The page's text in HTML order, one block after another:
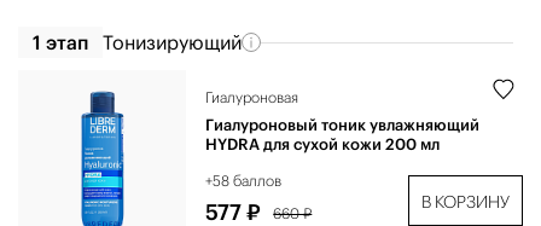
1 этап Тонизирующий
Гиалуроновая
Гиалуроновый тоник увлажняющий
HYDRA для сухой кожи 200 мл
+58 баллов
577 ₽ 660 ₽
В КОРЗИНУ